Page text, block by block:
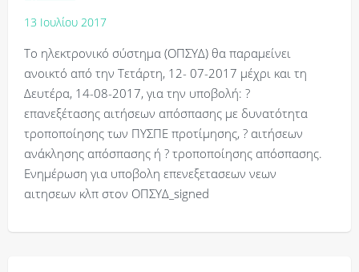
13 Ιουλίου 2017
Tο ηλεκτρονικό σύστημα (ΟΠΣΥΔ) θα παραμείνει
ανοικτό από την Τετάρτη, 12- 07-2017 μέχρι και τη
Δευτέρα, 14-08-2017, για την υποβολή: ?
επανεξέτασης αιτήσεων απόσπασης με δυνατότητα
τροποποίησης των ΠΥΣΠΕ προτίμησης, ? αιτήσεων
ανάκλησης απόσπασης ή ? τροποποίησης απόσπασης.
Ενημέρωση για υποβολη επενεξετασεων νεων
αιτησεων κλπ στον ΟΠΣΥΔ_signed